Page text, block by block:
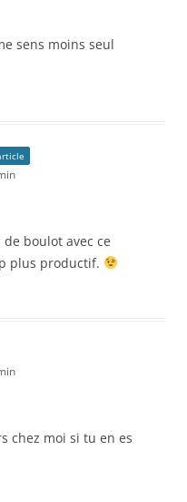
sens moins seul
boulot avec ce
plus productif.
chez moi si tu en es